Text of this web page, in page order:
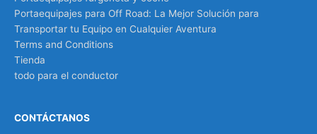
Portaequipajes para Off Road: La Mejor Solución para
Transportar tu Equipo en Cualquier Aventura
Terms and Conditions
Tienda
todo para el conductor
CONTÁCTANOS